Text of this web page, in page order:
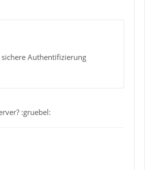
Authentifizierung
:gruebel: